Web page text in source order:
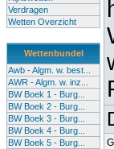
Verdragen
Wetten Overzicht
Wettenbundel
Awb - Algm. w. best...
AWR - Algm. w. inz...
BW Boek 1 - Burg...
BW Boek 2 - Burg...
BW Boek 3 - Burg...
BW Boek 4 - Burg...
BW Boek 5 - Burg...